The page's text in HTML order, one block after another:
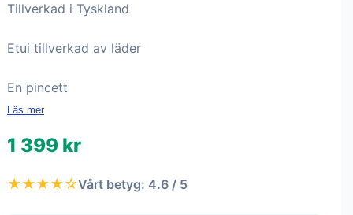
Tillverkad i Tyskland
Etui tillverkad av läder
En pincett
Läs mer
1 399 kr
★★★★☆Vårt betyg: 4.6 / 5